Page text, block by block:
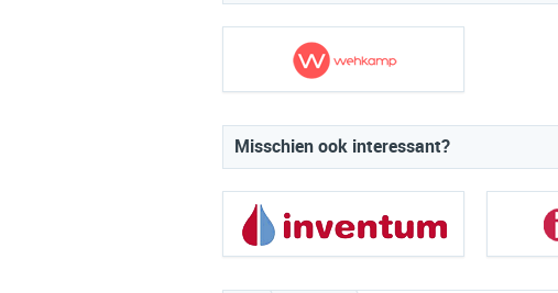
Misschien ook interessant?